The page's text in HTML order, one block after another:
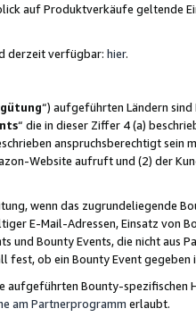
auf Produktverkäufe geltende
derzeit verfügbar: hier.
“) aufgeführten Ländern
“ die in dieser Ziffer 4 (a)
anspruchsberechtigt sein
Website aufruft und (2) der
wenn das zugrundeliegende
E-Mail-Adressen, Einsatz von
und Bounty Events, die nicht
fest, ob ein Bounty Event
aufgeführten Bounty-spezifischen
am Partnerprogramm erlaubt.